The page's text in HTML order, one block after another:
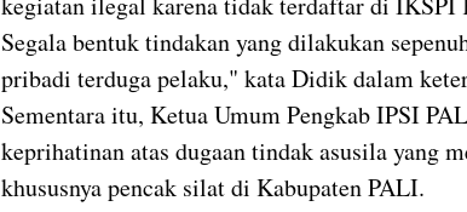
Segala bentuk tindakan yang dilakukan
pribadi terduga pelaku," kata Didik dalam
Sementara itu, Ketua Umum Pengkab IPSI
keprihatinan atas dugaan tindak asusila yang
khususnya pencak silat di Kabupaten PALI.